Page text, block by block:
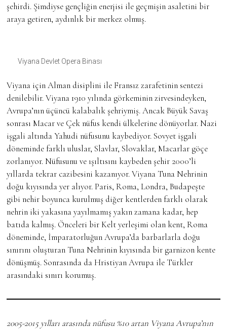
şehirdi. Şimdiyse gençliğin enerjisi ile geçmişin asaletini bir
araya getiren, aydınlık bir merkez olmuş.
Viyana Devlet Opera Binası
Viyana için Alman disiplini ile Fransız zarafetinin sentezi
denilebilir. Viyana 1910 yılında görkeminin zirvesindeyken,
Avrupa’nın üçüncü kalabalık şehriymiş. Ancak Büyük Savaş
sonrası Macar ve Çek nüfus kendi ülkelerine dönüyorlar. Nazi
işgali altında Yahudi nüfusunu kaybediyor. Sovyet işgali
döneminde farklı uluslar, Slavlar, Slovaklar, Macarlar göçe
zorlanıyor. Nüfusunu ve ışıltısını kaybeden şehir 2000’li
yıllarda tekrar cazibesini kazanıyor. Viyana Tuna Nehrinin
doğu kıyısında yer alıyor. Paris, Roma, Londra, Budapeşte
gibi nehir boyunca kurulmuş diğer kentlerden farklı olarak
nehrin iki yakasına yayılmamış yakın zamana kadar, hep
batıda kalmış. Önceleri bir Kelt yerleşimi olan kent, Roma
döneminde, İmparatorluğun Avrupa’da barbarlarla doğu
sınırını oluşturan Tuna Nehrinin kıyısında bir garnizon kente
dönüşmüş. Sonrasında da Hristiyan Avrupa ile Türkler
arasındaki sınırı korumuş.
2005-2015 yılları arasında nüfusu %10 artan Viyana Avrupa’nın